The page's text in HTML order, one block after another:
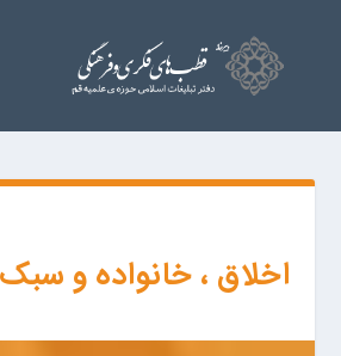
اخلاق ، خانواده و